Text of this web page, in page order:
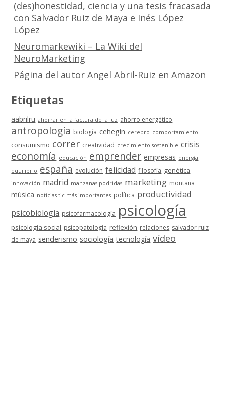
(des)honestidad, ciencia y una tesis fracasada
con Salvador Ruiz de Maya e Inés López
López
Neuromarkewiki – La Wiki del
NeuroMarketing
Página del autor Angel Abril-Ruiz en Amazon
Etiquetas
aabrilru ahorrar en la factura de la luz ahorro energético
antropología biología cehegín cerebro comportamiento
consumismo correr creatividad crecimiento sostenible crisis
economía educación emprender empresas energía
equilibrio españa evolución felicidad filosofía genética
innovación madrid manzanas podridas marketing montaña
música noticias tic más importantes política productividad
psicobiología psicofarmacología psicología
psicología social psicopatología reflexión relaciones salvador ruiz
de maya senderismo sociología tecnología vídeo